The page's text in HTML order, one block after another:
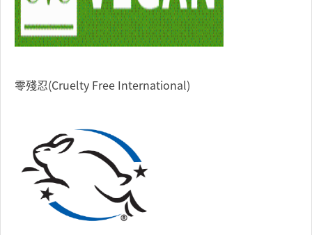
零殘忍(Cruelty Free International)